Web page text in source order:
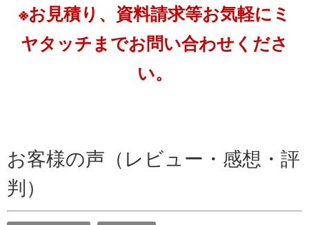
※お見積り、資料請求等お気軽にミ
ヤタッチまでお問い合わせくださ
い。
お客様の声（レビュー・感想・評
判）